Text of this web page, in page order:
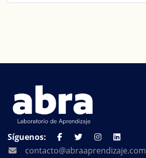
Síguenos:
contacto@abraaprendizaje.com